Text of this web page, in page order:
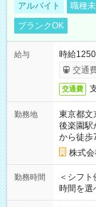
アルバイト 職種
ブランクOK
給与
時給
交通
交通費
勤務地
東京都文
後楽園駅
から徒歩
株式
勤務時間
＜シフト例＞
時間を選